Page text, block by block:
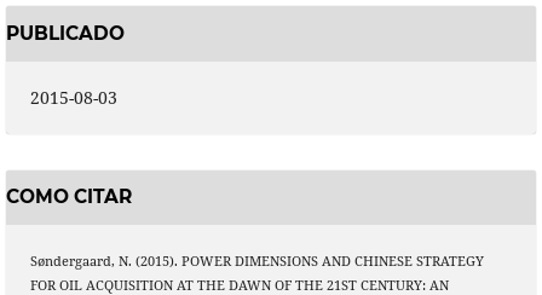
PUBLICADO
2015-08-03
COMO CITAR
Søndergaard, N. (2015). POWER DIMENSIONS AND CHINESE STRATEGY
FOR OIL ACQUISITION AT THE DAWN OF THE 21ST CENTURY: AN